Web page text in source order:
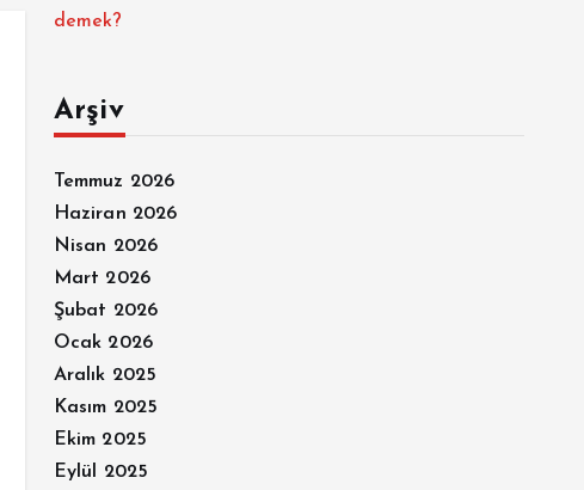
demek?
Arşiv
Temmuz 2026
Haziran 2026
Nisan 2026
Mart 2026
Şubat 2026
Ocak 2026
Aralık 2025
Kasım 2025
Ekim 2025
Eylül 2025